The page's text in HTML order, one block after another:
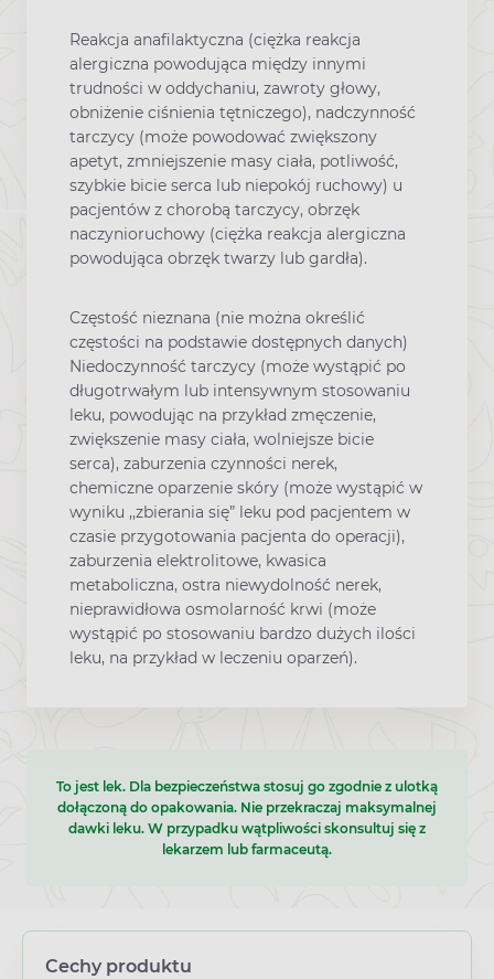
Reakcja anafilaktyczna (ciężka reakcja
alergiczna powodująca między innymi
trudności w oddychaniu, zawroty głowy,
obniżenie ciśnienia tętniczego), nadczynność
tarczycy (może powodować zwiększony
apetyt, zmniejszenie masy ciała, potliwość,
szybkie bicie serca lub niepokój ruchowy) u
pacjentów z chorobą tarczycy, obrzęk
naczynioruchowy (ciężka reakcja alergiczna
powodująca obrzęk twarzy lub gardła).
Częstość nieznana (nie można określić
częstości na podstawie dostępnych danych)
Niedoczynność tarczycy (może wystąpić po
długotrwałym lub intensywnym stosowaniu
leku, powodując na przykład zmęczenie,
zwiększenie masy ciała, wolniejsze bicie
serca), zaburzenia czynności nerek,
chemiczne oparzenie skóry (może wystąpić w
wyniku ,,zbierania się” leku pod pacjentem w
czasie przygotowania pacjenta do operacji),
zaburzenia elektrolitowe, kwasica
metaboliczna, ostra niewydolność nerek,
nieprawidłowa osmolarność krwi (może
wystąpić po stosowaniu bardzo dużych ilości
leku, na przykład w leczeniu oparzeń).
To jest lek. Dla bezpieczeństwa stosuj go zgodnie z ulotką
dołączoną do opakowania. Nie przekraczaj maksymalnej
dawki leku. W przypadku wątpliwości skonsultuj się z
lekarzem lub farmaceutą.
Cechy produktu